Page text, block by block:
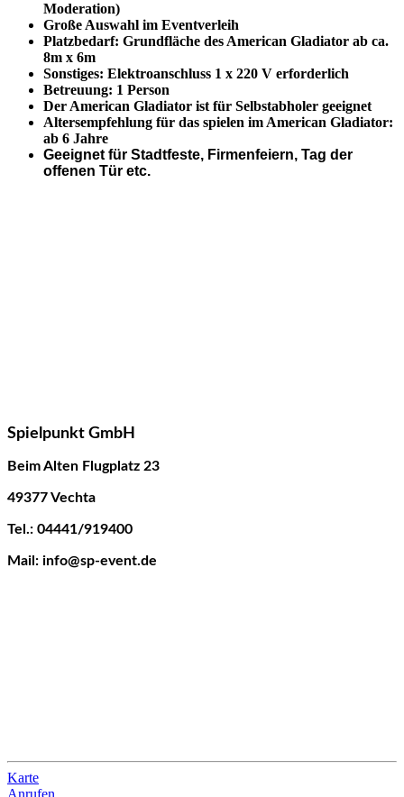
Moderation)
Große Auswahl im Eventverleih
Platzbedarf: Grundfläche des American Gladiator ab ca.
8m x 6m
Sonstiges: Elektroanschluss 1 x 220 V erforderlich
Betreuung: 1 Person
Der American Gladiator ist für Selbstabholer geeignet
Altersempfehlung für das spielen im American Gladiator:
ab 6 Jahre
Geeignet für Stadtfeste, Firmenfeiern, Tag der
offenen Tür etc.
Spielpunkt GmbH
Beim Alten Flugplatz 23
49377 Vechta
Tel.: 04441/919400
Mail: info@sp-event.de
Karte
Anrufen